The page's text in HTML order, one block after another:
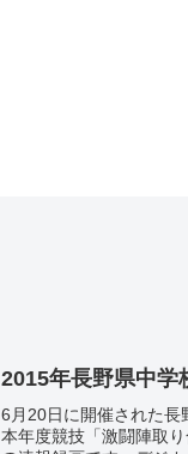
2015年長野県中学
6月20日に開催された長
本年度競技「激闘陣取